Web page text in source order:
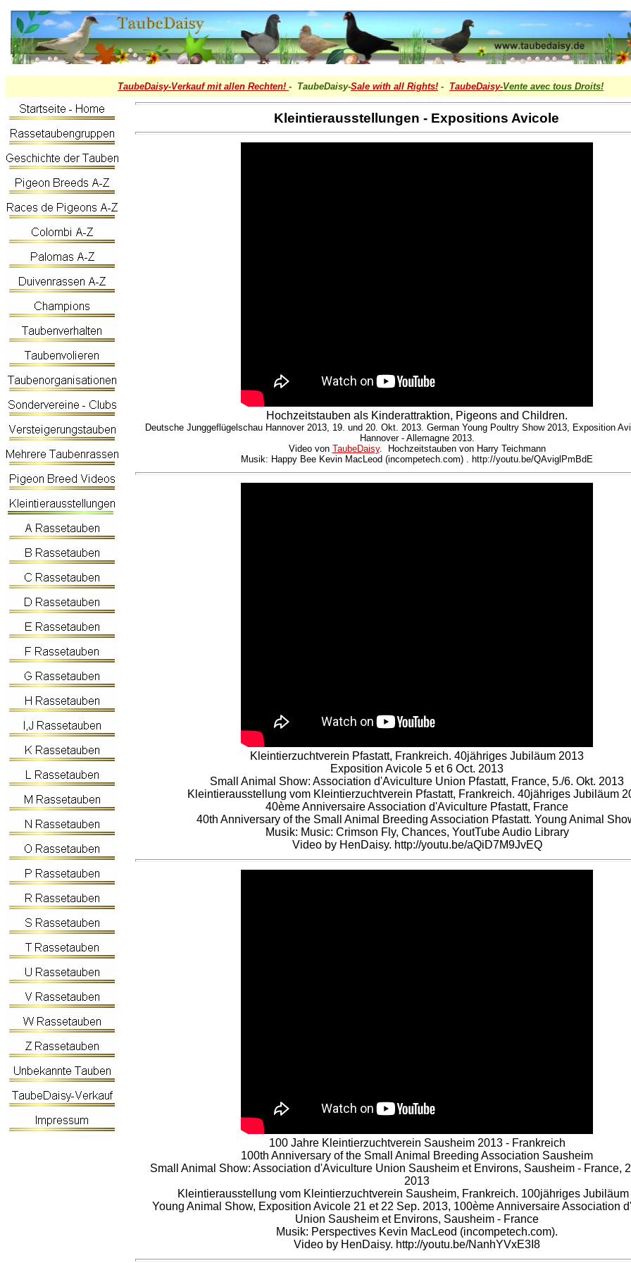
TaubeDaisy-Verkauf mit allen Rechten! - TaubeDaisy-Sale with all Rights! - TaubeDaisy-Vente avec tous Droits!
Kleintierausstellungen - Expositions Avicole
Hochzeitstauben als Kinderattraktion, Pigeons and Children.
Deutsche Junggeflügelschau Hannover 2013, 19. und 20. Okt. 2013. German Young Poultry Show 2013, Exposition
Hannover - Allemagne 2013.
Video von TaubeDaisy. Hochzeitstauben von Harry Teichmann
Musik: Happy Bee Kevin MacLeod (incompetech.com) . http://youtu.be/QAviglPmBdE
Kleintierzuchtverein Pfastatt, Frankreich. 40jähriges Jubiläum 2013
Exposition Avicole 5 et 6 Oct. 2013
Small Animal Show: Association d'Aviculture Union Pfastatt, France, 5./6. Okt. 2013
Kleintierausstellung vom Kleintierzuchtverein Pfastatt, Frankreich. 40jähriges Jubiläum
40ème Anniversaire Association d'Aviculture Pfastatt, France
40th Anniversary of the Small Animal Breeding Association Pfastatt. Young Animal
Musik: Music: Crimson Fly, Chances, YoutTube Audio Library
Video by HenDaisy. http://youtu.be/aQiD7M9JvEQ
100 Jahre Kleintierzuchtverein Sausheim 2013 - Frankreich
100th Anniversary of the Small Animal Breeding Association Sausheim
Small Animal Show: Association d'Aviculture Union Sausheim et Environs, Sausheim - France,
2013
Kleintierausstellung vom Kleintierzuchtverein Sausheim, Frankreich. 100jähriges Jubiläum
Young Animal Show, Exposition Avicole 21 et 22 Sep. 2013, 100ème Anniversaire Association
Union Sausheim et Environs, Sausheim - France
Musik: Perspectives Kevin MacLeod (incompetech.com).
Video by HenDaisy. http://youtu.be/NanhYVxE3I8